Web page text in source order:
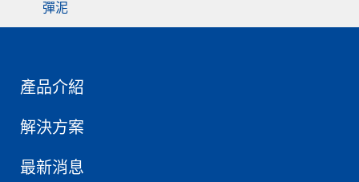
彈泥
產品介紹
解決方案
最新消息